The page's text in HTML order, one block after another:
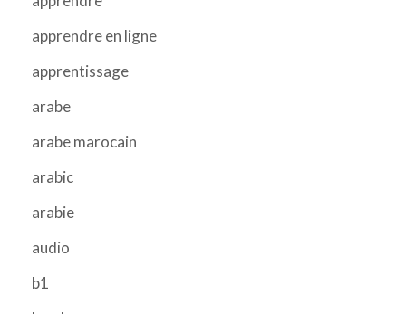
apprendre en ligne
apprentissage
arabe
arabe marocain
arabic
arabie
audio
b1